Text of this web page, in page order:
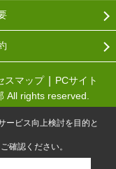
スマップ
PCサイト
All rights reserved.
ービス向上検討を目的と
確認ください。